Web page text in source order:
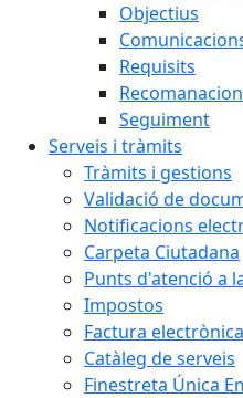
Objectius
Requisits
Seguiment
Serveis i tràmits
Tràmits i gestions
Validació de
Notificacions
Carpeta Ciutadana
Punts d'atenció a
Impostos
Factura electrònica
Catàleg de serveis
Finestreta Única